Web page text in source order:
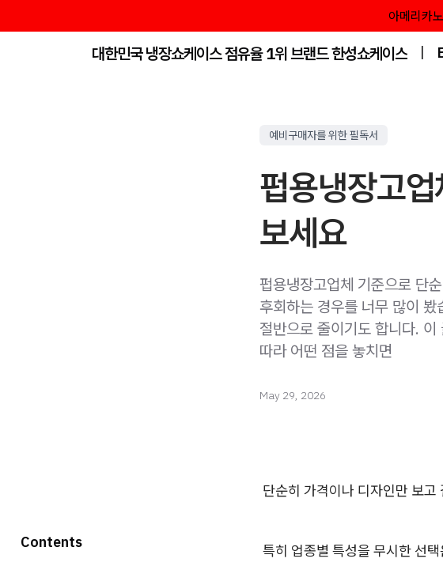
아메리카
대한민국 냉장쇼케이스 점유율 1위 브랜드 한성쇼케이스 |
예비구매자를 위한 필독서
펍용냉장고
보세요
펍용냉장고업체 기준으로 단
후회하는 경우를 너무 많이
절반으로 줄이기도 합니다.
따라 어떤 점을 놓치면
May 29, 2026
단순히 가격이나 디자인만 보
특히 업종별 특성을 무시한 선
Contents